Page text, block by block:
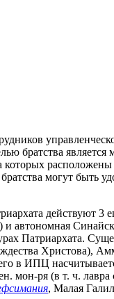
братства является
которых
могут быть
действуют 3
и автономная
Патриархата.
Христова),
в ИПЦ
мон-ря (в т. ч.
, Малая